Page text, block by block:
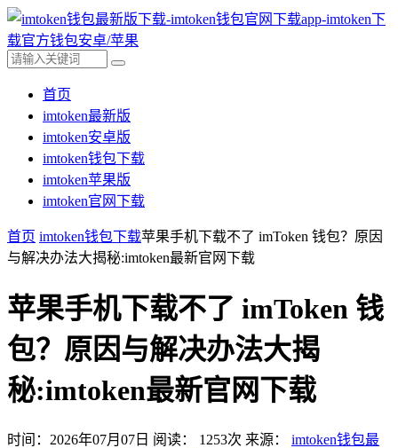
首页
imtoken最新版
imtoken安卓版
imtoken钱包下载
imtoken苹果版
imtoken官网下载
首页 imtoken钱包下载苹果手机下载不了 imToken 钱包？原因
与解决办法大揭秘:imtoken最新官网下载
苹果手机下载不了 imToken 钱
包？原因与解决办法大揭
秘:imtoken最新官网下载
时间：2026年07月07日 阅读： 1253次 来源： imtoken钱包最